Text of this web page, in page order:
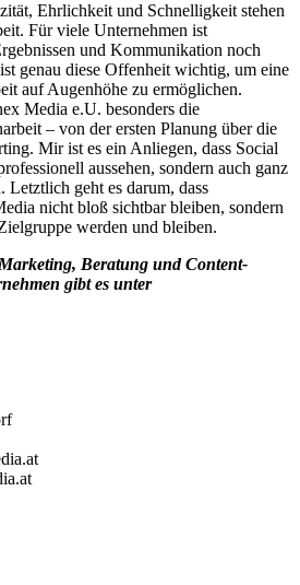
Ehrlichkeit und Schnelligkeit stehen
Für viele Unternehmen ist
und Kommunikation noch
genau diese Offenheit wichtig, um eine
auf Augenhöhe zu ermöglichen.
Media e.U. besonders die
– von der ersten Planung über die
Mir ist es ein Anliegen, dass Social
aussehen, sondern auch ganz
geht es darum, dass
nicht bloß sichtbar bleiben, sondern
werden und bleiben.
Beratung und Content-
gibt es unter